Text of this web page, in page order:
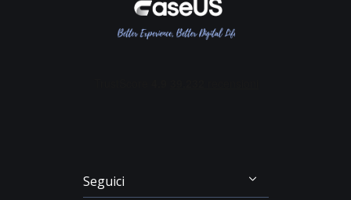
Termini & Condizioni
Recupero Dati Scheda SD
Recupero dei File su Mac
Seguici